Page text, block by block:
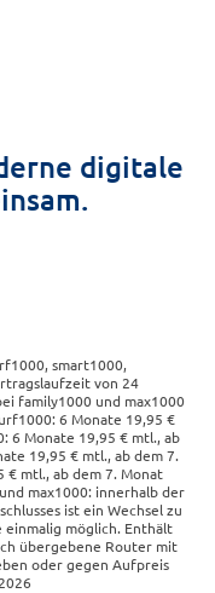
digitale
smart1000,
von 24
family1000 und max1000
6 Monate 19,95 €
6 Monate 19,95 € mtl., ab
19,95 € mtl., ab dem 7.
€ mtl., ab dem 7. Monat
max1000: innerhalb der
ist ein Wechsel zu
möglich. Enthält
übergebene Router mit
oder gegen Aufpreis